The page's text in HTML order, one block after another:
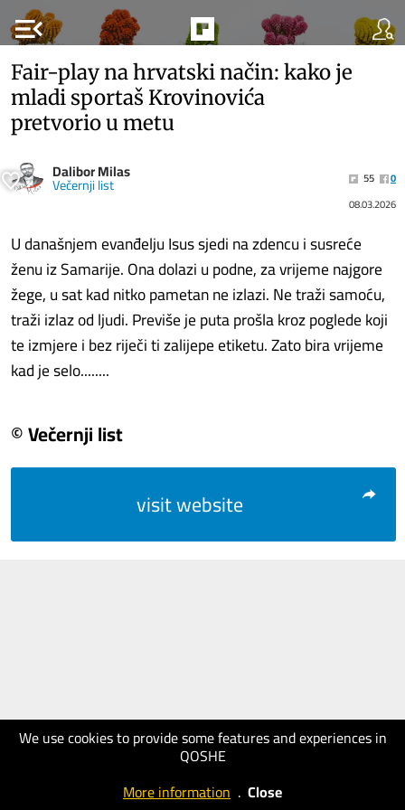
menu_open
We use cookies to provide some features and experiences in
QOSHE
More information . Close
Fair-play na hrvatski način: kako je
mladi sportaš Krovinovića
pretvorio u metu
Dalibor Milas
Večernji list 55
0
08.03.2026
U današnjem evanđelju Isus sjedi na zdencu i susreće
ženu iz Samarije. Ona dolazi u podne, za vrijeme najgore
žege, u sat kad nitko pametan ne izlazi. Ne traži samoću,
traži izlaz od ljudi. Previše je puta prošla kroz poglede koji
te izmjere i bez riječi ti zalijepe etiketu. Zato bira vrijeme
kad je selo........
© Večernji list
visit website